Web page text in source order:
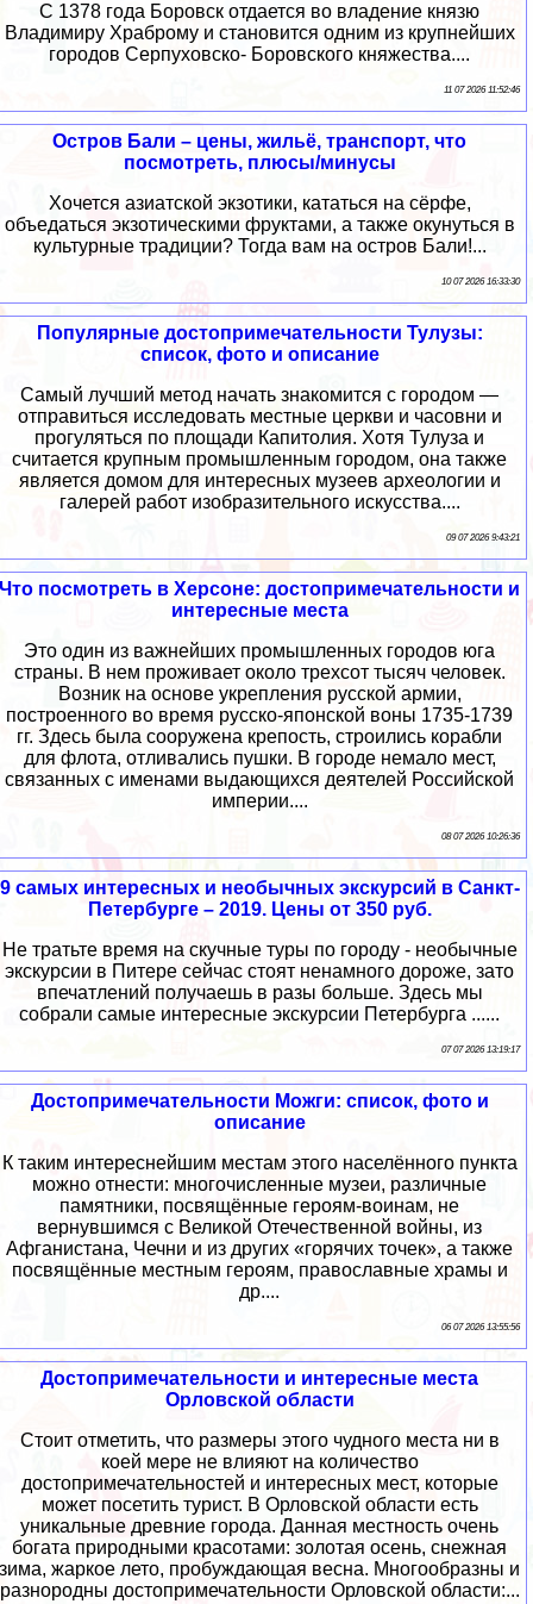
С 1378 года Боровск отдается во владение князю
Владимиру Храброму и становится одним из крупнейших
городов Серпуховско- Боровского княжества....
11 07 2026 11:52:46
Остров Бали – цены, жильё, транспорт, что
посмотреть, плюсы/минусы
Хочется азиатской экзотики, кататься на сёрфе,
объедаться экзотическими фруктами, а также окунуться в
культурные традиции? Тогда вам на остров Бали!...
10 07 2026 16:33:30
Популярные достопримечательности Тулузы:
список, фото и описание
Самый лучший метод начать знакомится с городом —
отправиться исследовать местные церкви и часовни и
прогуляться по площади Капитолия. Хотя Тулуза и
считается крупным промышленным городом, она также
является домом для интересных музеев археологии и
галерей работ изобразительного искусства....
09 07 2026 9:43:21
Что посмотреть в Херсоне: достопримечательности и
интересные места
Это один из важнейших промышленных городов юга
страны. В нем проживает около трехсот тысяч человек.
Возник на основе укрепления русской армии,
построенного во время русско-японской воны 1735-1739
гг. Здесь была сооружена крепость, строились корабли
для флота, отливались пушки. В городе немало мест,
связанных с именами выдающихся деятелей Российской
империи....
08 07 2026 10:26:36
9 самых интересных и необычных экскурсий в Санкт-
Петербурге – 2019. Цены от 350 руб.
Не тратьте время на скучные туры по городу - необычные
экскурсии в Питере сейчас стоят ненамного дороже, зато
впечатлений получаешь в разы больше. Здесь мы
собрали самые интересные экскурсии Петербурга ......
07 07 2026 13:19:17
Достопримечательности Можги: список, фото и
описание
К таким интереснейшим местам этого населённого пункта
можно отнести: многочисленные музеи, различные
памятники, посвящённые героям-воинам, не
вернувшимся с Великой Отечественной войны, из
Афганистана, Чечни и из других «горячих точек», а также
посвящённые местным героям, православные храмы и
др....
06 07 2026 13:55:56
Достопримечательности и интересные места
Орловской области
Стоит отметить, что размеры этого чудного места ни в
коей мере не влияют на количество
достопримечательностей и интересных мест, которые
может посетить турист. В Орловской области есть
уникальные древние города. Данная местность очень
богата природными красотами: золотая осень, снежная
зима, жаркое лето, пробуждающая весна. Многообразны и
разнородны достопримечательности Орловской области:...